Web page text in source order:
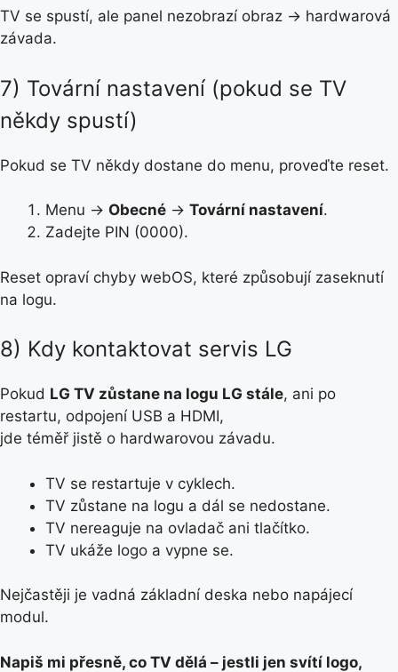
TV se spustí, ale panel nezobrazí obraz → hardwarová
závada.
7) Tovární nastavení (pokud se TV
někdy spustí)
Pokud se TV někdy dostane do menu, proveďte reset.
Menu → Obecné → Tovární nastavení.
Zadejte PIN (0000).
Reset opraví chyby webOS, které způsobují zaseknutí
na logu.
8) Kdy kontaktovat servis LG
Pokud LG TV zůstane na logu LG stále, ani po
restartu, odpojení USB a HDMI,
jde téměř jistě o hardwarovou závadu.
TV se restartuje v cyklech.
TV zůstane na logu a dál se nedostane.
TV nereaguje na ovladač ani tlačítko.
TV ukáže logo a vypne se.
Nejčastěji je vadná základní deska nebo napájecí
modul.
Napiš mi přesně, co TV dělá – jestli jen svítí logo,